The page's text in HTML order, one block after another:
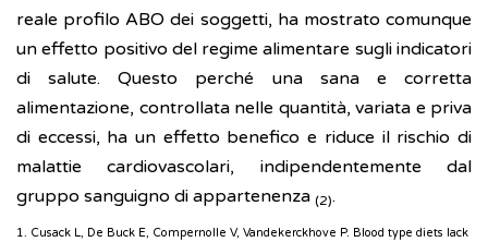
reale profilo ABO dei soggetti, ha mostrato comunque
un effetto positivo del regime alimentare sugli indicatori
di salute. Questo perché una sana e corretta
alimentazione, controllata nelle quantità, variata e priva
di eccessi, ha un effetto benefico e riduce il rischio di
malattie cardiovascolari, indipendentemente dal
gruppo sanguigno di appartenenza (2).
1. Cusack L, De Buck E, Compernolle V, Vandekerckhove P. Blood type diets lack